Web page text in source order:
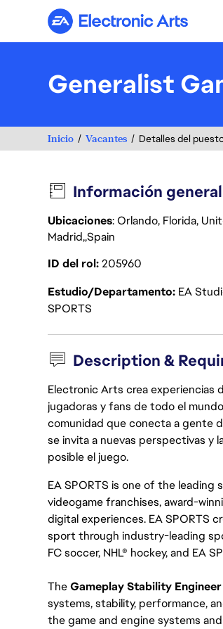
Electronic Arts
Generalist
Inicio Vacantes Detalles del
Información general
Ubicaciones: Orlando, Florida,
Madrid Spain
ID del rol205960
Estudio/Departamento EA
SPORTS
Description &
Electronic Arts crea experiencias
jugadoras y fans de todo el
comunidad que conecta a gente
se invita a nuevas perspectivas y
posible el juego.
EA SPORTS is one of the
videogame franchises, award-
digital experiences. EA SPORTS
sport through industry-leading
FC soccer, NHL® hockey, and EA
TheGameplay Stability Engineer
systems, stability, performance,
the game and engine systems